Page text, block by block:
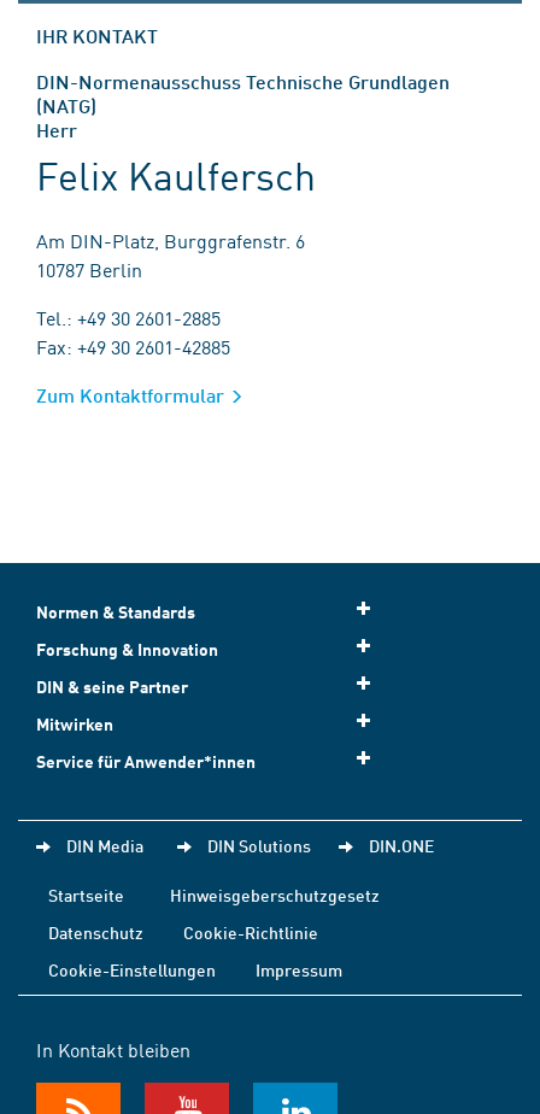
IHR KONTAKT
DIN-Normenausschuss Technische Grundlagen
(NATG)
Herr
Felix Kaulfersch
Am DIN-Platz, Burggrafenstr. 6
10787 Berlin
Tel.: +49 30 2601-2885
Fax: +49 30 2601-42885
Zum Kontaktformular
Normen & Standards
Forschung & Innovation
DIN & seine Partner
Mitwirken
Service für Anwender*innen
DIN Media DIN Solutions DIN.ONE
Startseite
Hinweisgeberschutzgesetz
Datenschutz
Cookie-Richtlinie
Cookie-Einstellungen
Impressum
In Kontakt bleiben